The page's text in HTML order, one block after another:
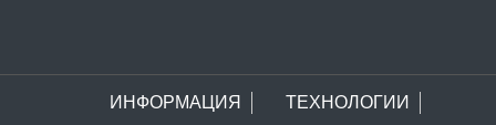
ИНФОРМАЦИЯ
ТЕХНОЛОГИИ